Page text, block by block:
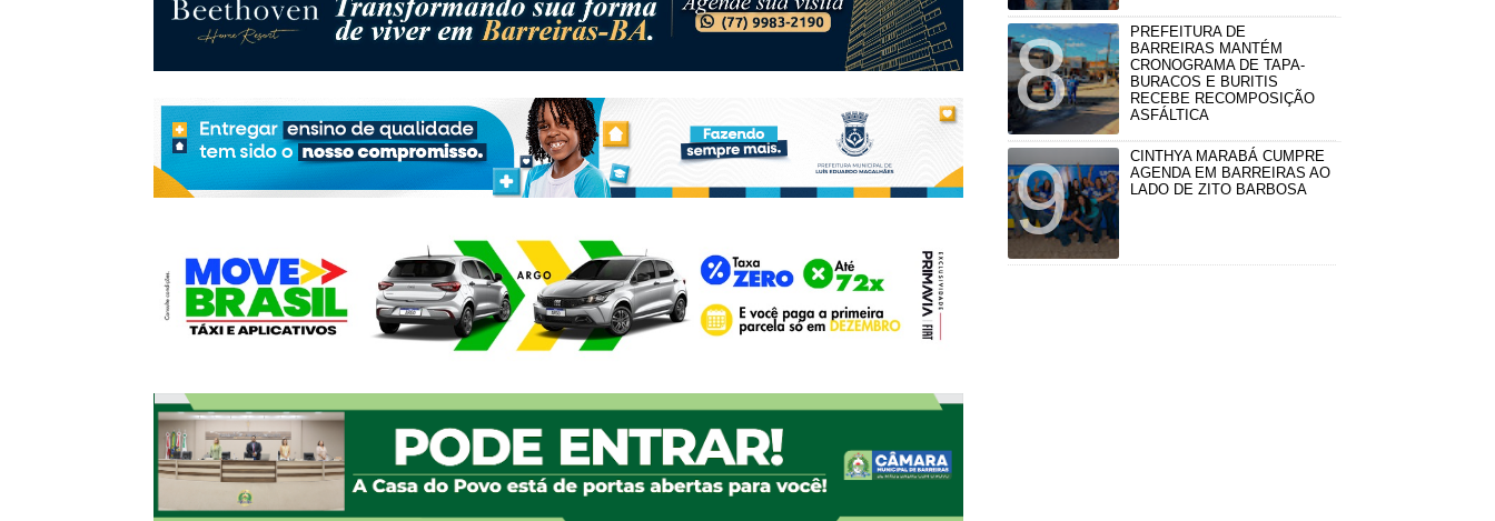
PREFEITURA DE
BARREIRAS MANTÉM
CRONOGRAMA DE TAPA-
BURACOS E BURITIS
RECEBE RECOMPOSIÇÃO
ASFÁLTICA
CINTHYA MARABÁ CUMPRE
AGENDA EM BARREIRAS AO
LADO DE ZITO BARBOSA